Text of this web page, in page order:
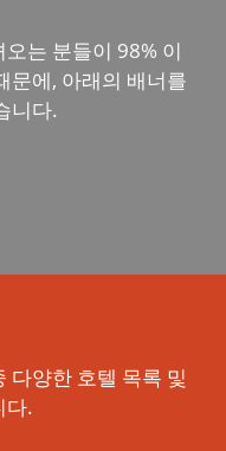
는 분들이 98% 이
문에, 아래의 배너를
니다.
다양한 호텔 목록 및
다.